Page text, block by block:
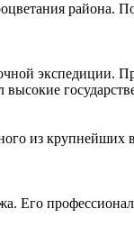
района.
экспедиции.
из крупнейших
Его